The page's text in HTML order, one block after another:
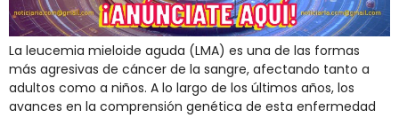
La leucemia mieloide aguda (LMA) es una de las formas
más agresivas de cáncer de la sangre, afectando tanto a
adultos como a niños. A lo largo de los últimos años, los
avances en la comprensión genética de esta enfermedad